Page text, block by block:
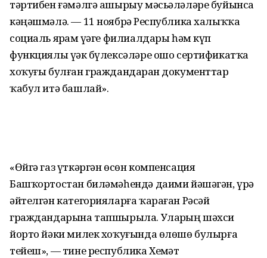
тәртибен ғәмәлгә ашырыу мәсьәләләре буйынса
кәңәшмәлә. — 11 ноябрҙә Республика халыҡҡа
социаль ярҙам үҙәге филиалдары һәм күп
функциялы үҙәк бүлексәләре ошо сертификатҡа
хоҡуғы булған граждандарҙан документтар
ҡабул итә башлай».
«Өйгә газ үткәргән өсөн компенсация
Башҡортостан биләмәһендә даими йәшәгән, үрҙә
әйтелгән категорияларға ҡараған Рәсәй
граждандарына тапшырыла. Уларҙың шәхси
йорто йәки милек хоҡуғында өлөшө булырға
тейеш», — тине республика Хеҙмәт